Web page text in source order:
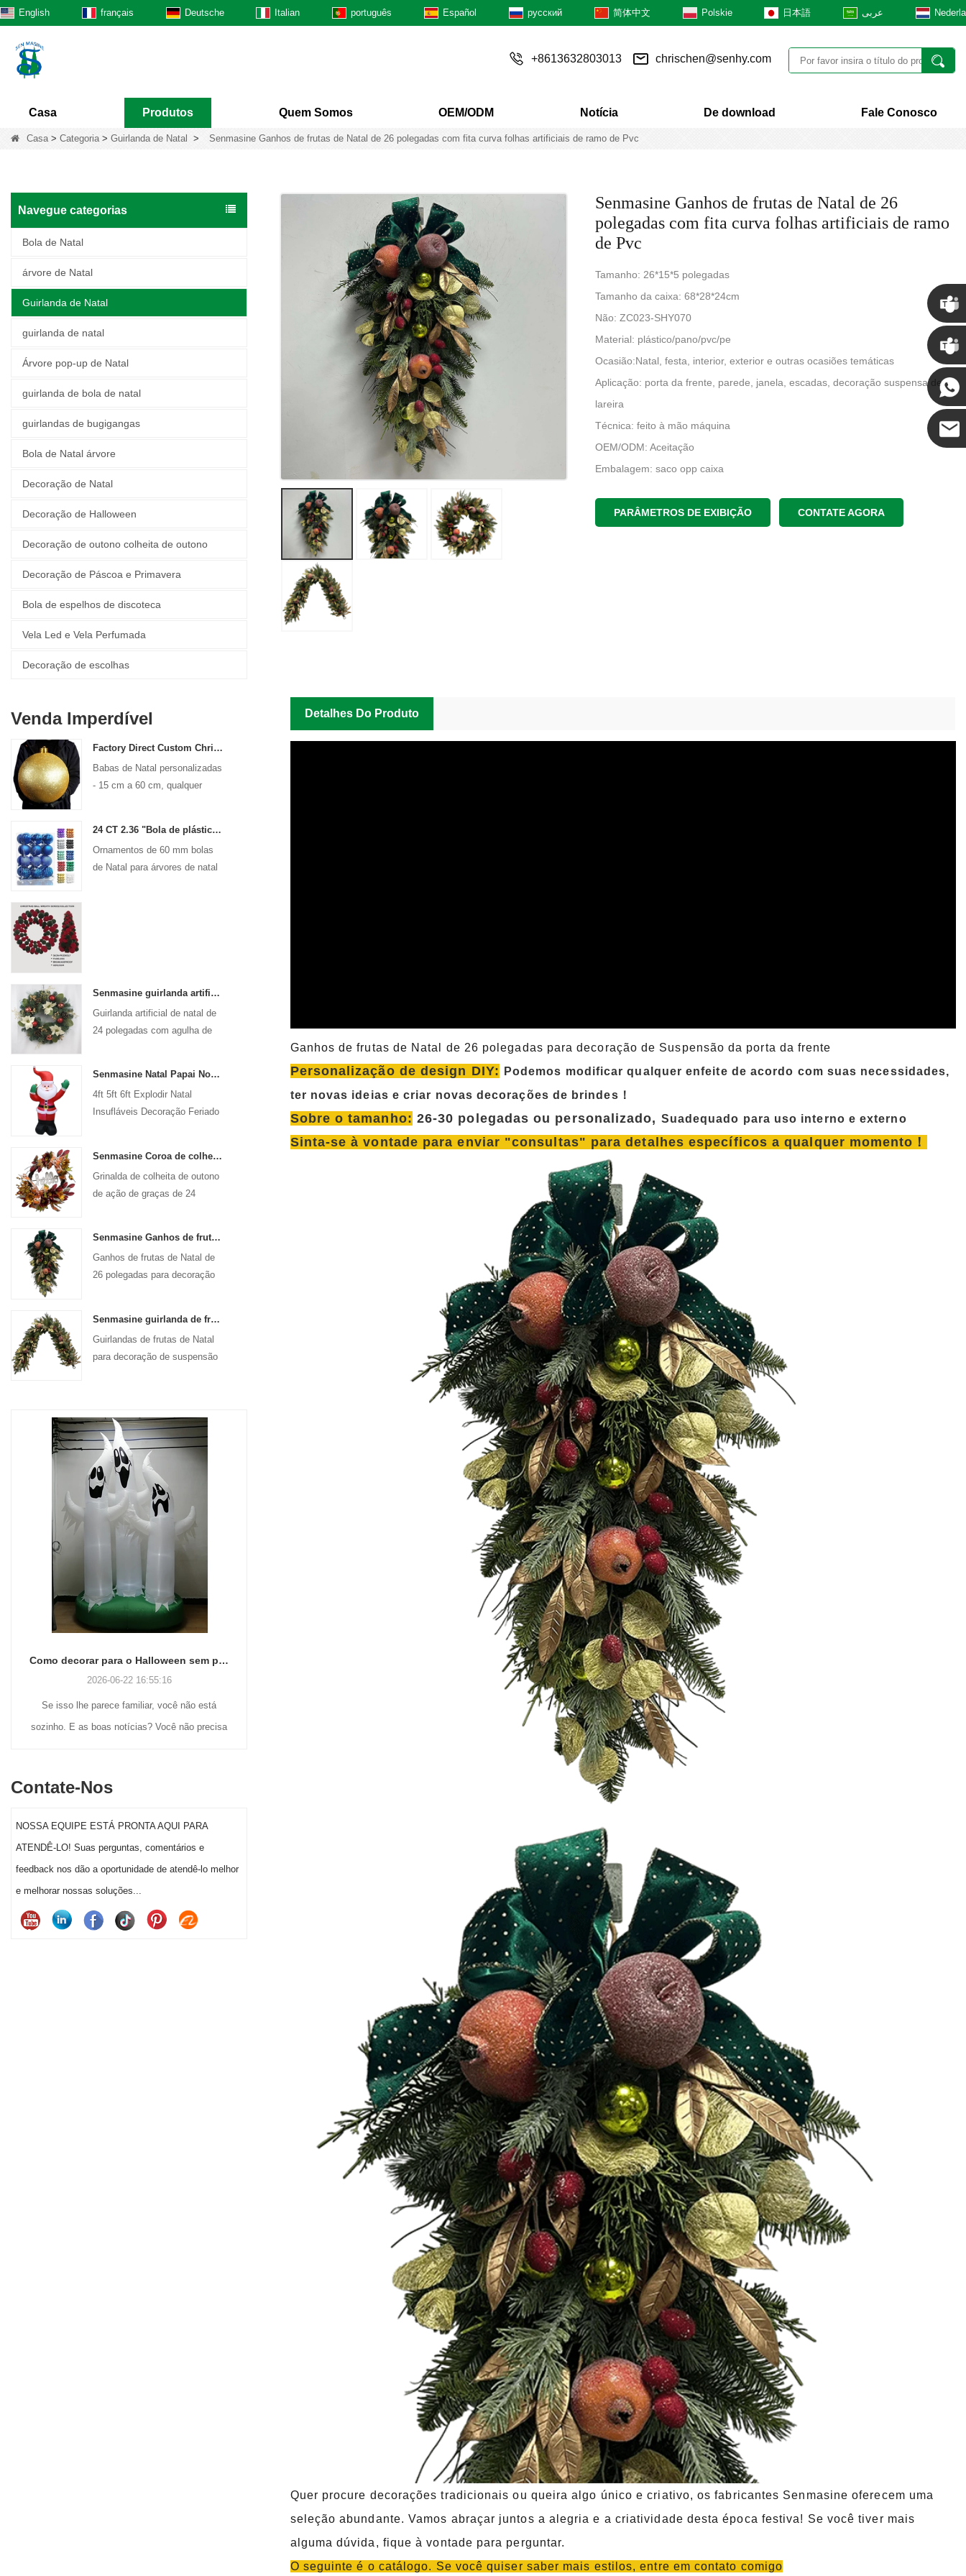
English français Deutsche Italian português Español русский 简体中文 Polskie 日本語 عربى
+8613632803013 chrischen@senhy.com
Casa Produtos Quem Somos OEM/ODM Notícia De download Fale Conosco
Casa> Categoria> Guirlanda de Natal > Senmasine Ganhos de frutas de Natal de 26 polegadas com fita curva folhas artificiais de ramo de Pvc
Navegue categorias
Bola de Natal
árvore de Natal
Guirlanda de Natal
guirlanda de natal
Árvore pop-up de Natal
guirlanda de bola de natal
guirlandas de bugigangas
Bola de Natal árvore
Decoração de Natal
Decoração de Halloween
Decoração de outono colheita de outono
Decoração de Páscoa e Primavera
Bola de espelhos de discoteca
Vela Led e Vela Perfumada
Decoração de escolhas
Venda Imperdível
Factory Direct Custom Christmas Ball Big Ornaments Grandes Bautos 15 cm - 60 cm de logotipo de Xmas
Babas de Natal personalizadas
- 15 cm a 60 cm, qualquer
24 CT 2.36 "Bola de plástico de Natal para decoração de ornamento pendurado Bolas de férias de Bolas de Bolas de Bolas Decorativas
Ornamentos de 60 mm bolas
de Natal para árvores de natal
Senmasine guirlanda artificial de natal de 24 polegadas com agulha de pinho, pinha, poinsétia, bola vermelha, ramo de frutas douradas
Guirlanda artificial de natal de
24 polegadas com agulha de
Senmasine Natal Papai Noel Inflável Explodir Xmas Decoração Inflável Feriado Inverno Interior Ao Ar Livre
4ft 5ft 6ft Explodir Natal
Insufláveis ​​Decoração Feriado
Senmasine Coroa de colheita de outono de ação de graças de 24 polegadas com sinal de Olá colheita de outono folhas girassol padrão de abóbora arco
Grinalda de colheita de outono
de ação de graças de 24
Senmasine Ganhos de frutas de Natal de 26 polegadas com fita curva folhas artificiais de ramo de Pvc
Ganhos de frutas de Natal de
26 polegadas para decoração
Senmasine guirlanda de frutas artificiais de Natal de 72 '' para decoração suspensa de lareira de escadas
Guirlandas de frutas de Natal
para decoração de suspensão
Como decorar para o Halloween sem perder a cabeça (ou o fim de semana)
2026-06-22 16:55:16
Se isso lhe parece familiar, você não está
sozinho. E as boas notícias? Você não precisa
Halloween do seu jardim realmente se destaque
Como decorar abóboras artificiais para o Halloween: um guia completo para estilos falsos, de espuma e de cerâmica
2026-05-22 15:37:50
Contate-Nos
NOSSA EQUIPE ESTÁ PRONTA AQUI PARA
ATENDÊ-LO! Suas perguntas, comentários e
feedback nos dão a oportunidade de atendê-lo melhor
e melhorar nossas soluções...
Senmasine Ganhos de frutas de Natal de 26
polegadas com fita curva folhas artificiais de ramo
de Pvc
Tamanho: 26*15*5 polegadas
Tamanho da caixa: 68*28*24cm
Não: ZC023-SHY070
Material: plástico/pano/pvc/pe
Ocasião:Natal, festa, interior, exterior e outras ocasiões temáticas
Aplicação: porta da frente, parede, janela, escadas, decoração suspensa de
lareira
Técnica: feito à mão máquina
OEM/ODM: Aceitação
Embalagem: saco opp caixa
Local de origem: Guangdong, China
PARÂMETROS DE EXIBIÇÃO CONTATE AGORA
Detalhes Do Produto
Ganhos de frutas de Natal de 26 polegadas para decoração de Suspensão da porta da frente
Personalização de design DIY:
Podemos modificar qualquer enfeite de acordo com suas necessidades,
ter novas ideias e criar novas decorações de brindes！
Sobre o tamanho: 26-30 polegadas ou personalizado, Suadequado para uso interno e externo
Sinta-se à vontade para enviar "consultas" para detalhes específicos a qualquer momento！
Quer procure decorações tradicionais ou queira algo único e criativo, os fabricantes Senmasine oferecem uma
seleção abundante. Vamos abraçar juntos a alegria e a criatividade desta época festiva! Se você tiver mais
alguma dúvida, fique à vontade para perguntar.
O seguinte é o catálogo. Se você quiser saber mais estilos, entre em contato comigo
Chris
Kenny